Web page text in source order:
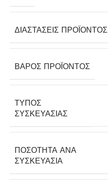
ΔΙΑΣΤΆΣΕΙΣ ΠΡΟΪΌΝΤΟΣ
ΒΆΡΟΣ ΠΡΟΪΌΝΤΟΣ
ΤΎΠΟΣ
ΣΥΣΚΕΥΑΣΊΑΣ
ΠΟΣΌΤΗΤΑ ΑΝΆ
ΣΥΣΚΕΥΑΣΊΑ